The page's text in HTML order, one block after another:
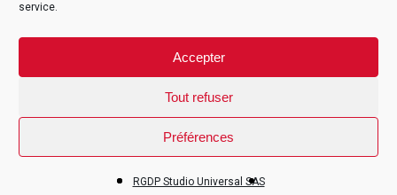
service.
Accepter
Tout refuser
Préférences
RGDP Studio Universal SAS
Contact
CGV particuliers
CGV professionnels
© 2026 Studio Universal Réunion. Site développé par Auralab